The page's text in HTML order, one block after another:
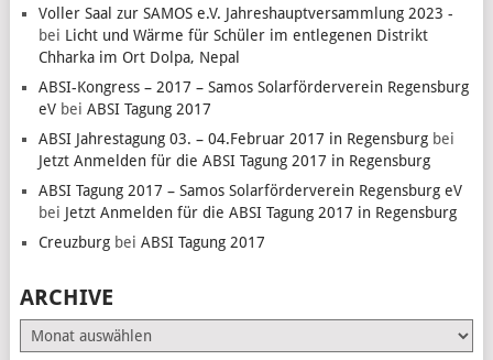
Voller Saal zur SAMOS e.V. Jahreshauptversammlung 2023 -
bei Licht und Wärme für Schüler im entlegenen Distrikt
Chharka im Ort Dolpa, Nepal
ABSI-Kongress – 2017 – Samos Solarförderverein Regensburg
eVbei ABSI Tagung 2017
ABSI Jahrestagung 03. – 04.Februar 2017 in Regensburgbei
Jetzt Anmelden für die ABSI Tagung 2017 in Regensburg
ABSI Tagung 2017 – Samos Solarförderverein Regensburg eV
bei Jetzt Anmelden für die ABSI Tagung 2017 in Regensburg
Creuzburgbei ABSI Tagung 2017
ARCHIVE
Archive